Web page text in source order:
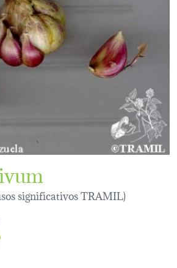
significativos TRAMIL)